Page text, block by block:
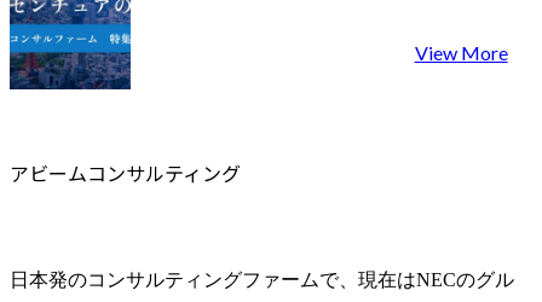
View More
アビームコンサルティング
日本発のコンサルティングファームで、現在はNECのグル